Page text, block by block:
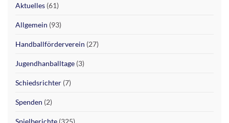
Aktuelles (61)
Allgemein (93)
Handballförderverein (27)
Jugendhanballtage (3)
Schiedsrichter (7)
Spenden (2)
Spielberichte (325)